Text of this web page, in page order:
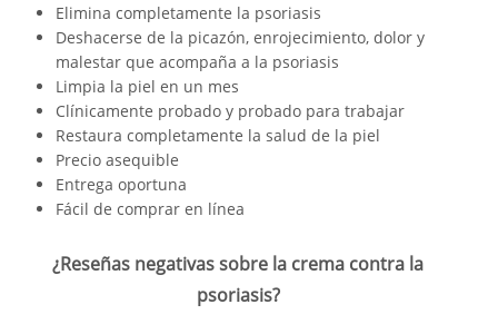
Elimina completamente la psoriasis
Deshacerse de la picazón, enrojecimiento, dolor y
malestar que acompaña a la psoriasis
Limpia la piel en un mes
Clínicamente probado y probado para trabajar
Restaura completamente la salud de la piel
Precio asequible
Entrega oportuna
Fácil de comprar en línea
¿Reseñas negativas sobre la crema contra la
psoriasis?